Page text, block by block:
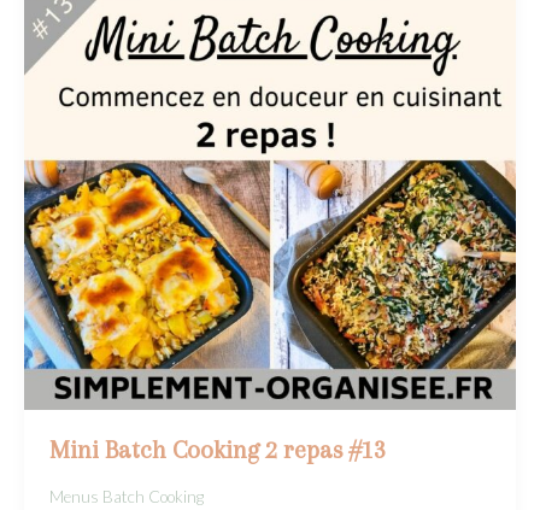
Mini Batch Cooking 2 repas #13
Menus Batch Cooking